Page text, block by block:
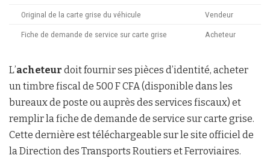
Original de la carte grise du véhicule Vendeur
Fiche de demande de service sur carte grise Acheteur
L’acheteur doit fournir ses pièces d’identité, acheter
un timbre fiscal de 500 F CFA (disponible dans les
bureaux de poste ou auprès des services fiscaux) et
remplir la fiche de demande de service sur carte grise.
Cette dernière est téléchargeable sur le site officiel de
la Direction des Transports Routiers et Ferroviaires.